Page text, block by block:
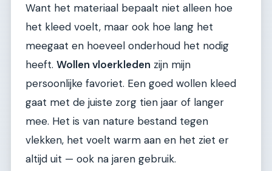
Want het materiaal bepaalt niet alleen hoe
het kleed voelt, maar ook hoe lang het
meegaat en hoeveel onderhoud het nodig
heeft. Wollen vloerkleden zijn mijn
persoonlijke favoriet. Een goed wollen kleed
gaat met de juiste zorg tien jaar of langer
mee. Het is van nature bestand tegen
vlekken, het voelt warm aan en het ziet er
altijd uit — ook na jaren gebruik.